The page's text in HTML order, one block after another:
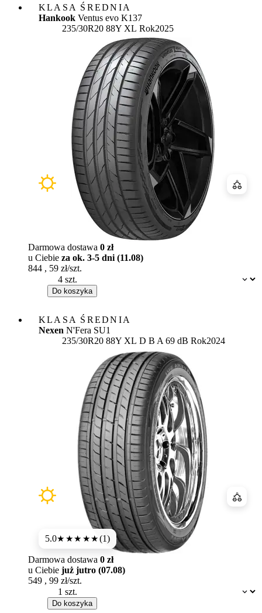
KLASA ŚREDNIA
Hankook Ventus evo K137
235/30R20 88Y XL Rok2025
Dostępność:
Darmowa dostawa 0 zł
u Ciebie za ok. 3-5 dni (11.08)
844 , 59 zł/szt.
Do koszyka
KLASA ŚREDNIA
Nexen N'Fera SU1
235/30R20 88Y XL Etykieta:
D B A 69 dB Rok2024
5.0★★★★★(1)
Dostępność:
Darmowa dostawa 0 zł
u Ciebie już jutro (07.08)
549 , 99 zł/szt.
Do koszyka